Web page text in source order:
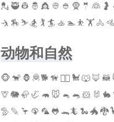
💂 🥷 👷 🤴 👸 👳 👲 🧕 🤵 👰 🤰
🤺 🏇 ⛷ 🏂 🏌 🏄 🚣 🏊 ⛹ 🏋 🚴
动物和自然
🐵 🐒 🦍 🦧🐕 🦮 🐕‍🦺 🐩 🐺 🦊
🦒 🐘 🦣 🦏 🦛 🐭 🐁 🐀 🐹 🐰
🦤 🪶 🦩 🦚 🦜 🐸 🐊🦎 🐍 🐲